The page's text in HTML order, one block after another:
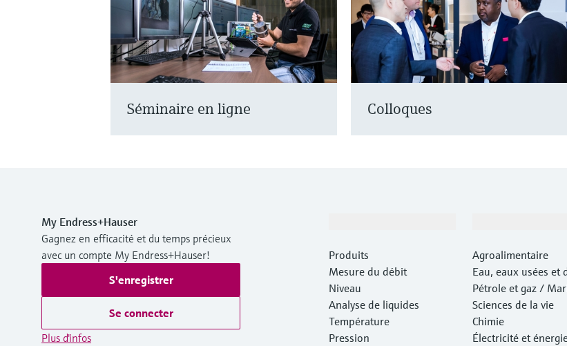
Séminaire en ligne Colloques
My Endress+Hauser
Gagnez en efficacité et du temps précieux
avec un compte My Endress+Hauser!
S'enregistrer
Se connecter
Plus d'infos
Produits
Mesure du débit
Niveau
Analyse de liquides
Température
Pression
Agroalimentaire
Eau, eaux usées et
Pétrole et gaz /
Sciences de la vie
Chimie
Électricité et